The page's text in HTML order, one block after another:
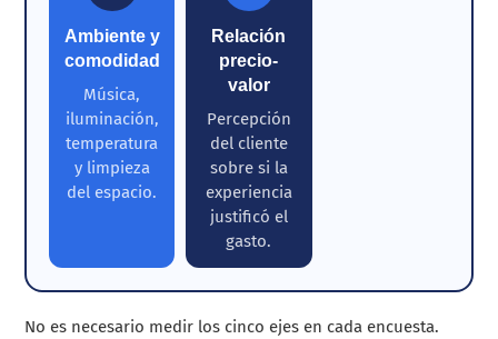
Ambiente y
comodidad
Música,
iluminación,
temperatura
y limpieza
del espacio.
Relación
precio-
valor
Percepción
del cliente
sobre si la
experiencia
justificó el
gasto.
No es necesario medir los cinco ejes en cada encuesta.